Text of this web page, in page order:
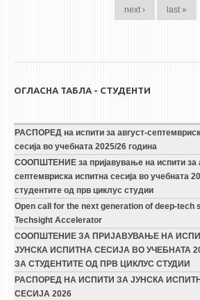
next › last »
ОГЛАСНА ТАБЛА - СТУДЕНТИ
РАСПОРЕД на испити за август-
сесија во учебната 2025/26 година
СООПШТЕНИЕ за пријавување на испити за
септемвриска испитна сесија во учебната
студентите од прв циклус студии
Open call for the next generation of deep-tech
Techsight Accelerator
СООПШТЕНИЕ ЗА ПРИЈАВУВАЊЕ НА
ЈУНСКА ИСПИТНА СЕСИЈА ВО УЧЕБНАТА
ЗА СТУДЕНТИТЕ ОД ПРВ ЦИКЛУС СТУДИИ
РАСПОРЕД НА ИСПИТИ ЗА ЈУНСКА
СЕСИЈА 2026